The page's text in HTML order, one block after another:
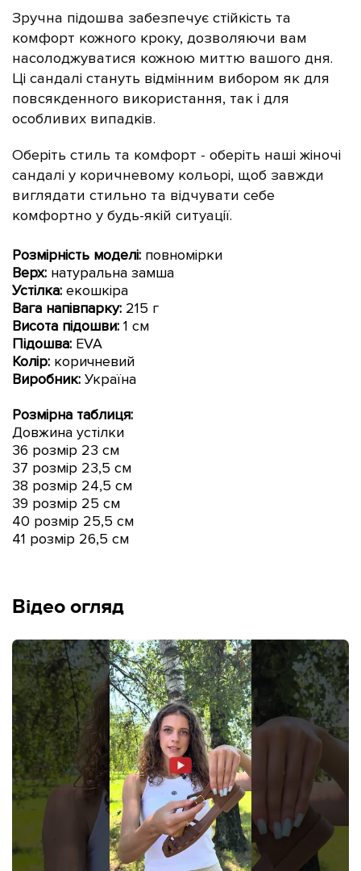
Зручна підошва забезпечує стійкість та
комфорт кожного кроку, дозволяючи вам
насолоджуватися кожною миттю вашого дня.
Ці сандалі стануть відмінним вибором як для
повсякденного використання, так і для
особливих випадків.
Оберіть стиль та комфорт - оберіть наші жіночі
сандалі у коричневому кольорі, щоб завжди
виглядати стильно та відчувати себе
комфортно у будь-якій ситуації.
Розмірність моделі: повномірки
Верх: натуральна замша
Устілка: екошкіра
Вага напівпарку: 215 г
Висота підошви: 1 см
Підошва: EVA
Колір: коричневий
Виробник: Україна
Розмірна таблиця:
Довжина устілки
36 розмір 23 см
37 розмір 23,5 см
38 розмір 24,5 см
39 розмір 25 см
40 розмір 25,5 см
41 розмір 26,5 см
Відео огляд